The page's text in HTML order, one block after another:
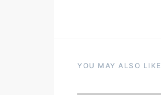
YOU MAY ALSO LIKE